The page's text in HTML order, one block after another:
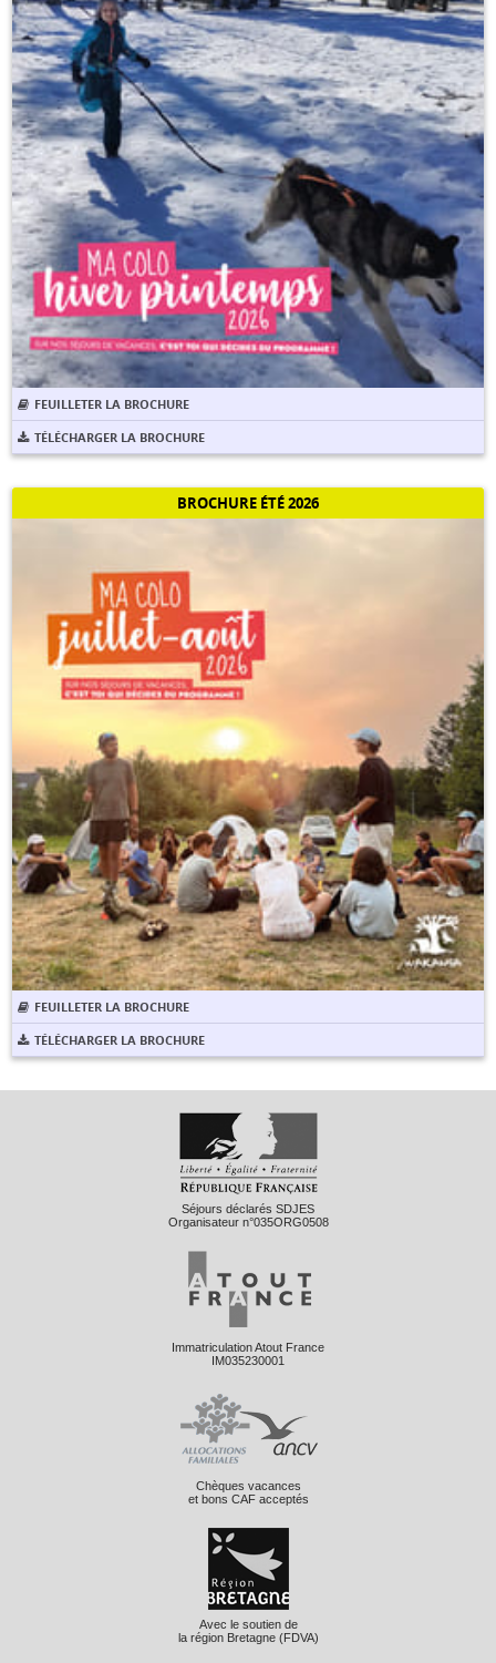
FEUILLETER LA BROCHURE
TÉLÉCHARGER LA BROCHURE
BROCHURE ÉTÉ 2026
FEUILLETER LA BROCHURE
TÉLÉCHARGER LA BROCHURE
Séjours déclarés SDJES
Organisateur n°035ORG0508
Immatriculation Atout France
IM035230001
Chèques vacances
et bons CAF acceptés
Avec le soutien de
la région Bretagne (FDVA)